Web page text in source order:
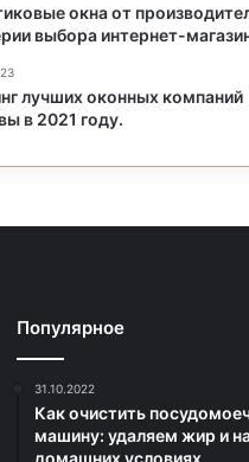
окна от
выбора интернет-
лучших оконных компаний
в 2021 году.
Популярное
31.10.2022
Как очистить
машину: удаляем жир и
домашних условиях